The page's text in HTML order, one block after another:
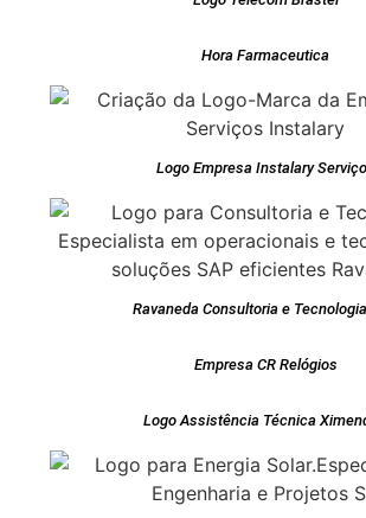
Hora Farmaceutica
Logo Empresa Instalary
Ravaneda Consultoria e
Empresa CR Relógios
Logo Assistência Técnica